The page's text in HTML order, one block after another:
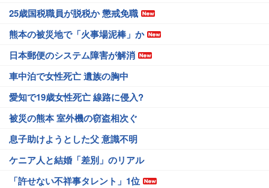
25歳国税職員が脱税か 懲戒免職
熊本の被災地で「火事場泥棒」か
日本郵便のシステム障害が解消
車中泊で女性死亡 遺族の胸中
愛知で19歳女性死亡 線路に侵入?
被災の熊本 室外機の窃盗相次ぐ
息子助けようとした父 意識不明
ケニア人と結婚「差別」のリアル
「許せない不祥事タレント」1位